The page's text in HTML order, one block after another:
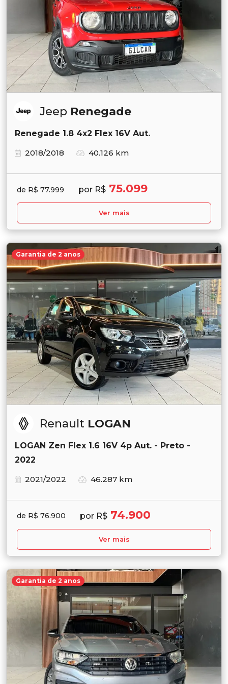
Jeep Renegade
Renegade 1.8 4x2 Flex 16V Aut.
2018/2018
40.126 km
de R$ 77.999 por R$ 75.099
Ver mais
Garantia de 2 anos
Renault LOGAN
LOGAN Zen Flex 1.6 16V 4p Aut. - Preto -
2022
2021/2022
46.287 km
de R$ 76.900 por R$ 74.900
Ver mais
Garantia de 2 anos